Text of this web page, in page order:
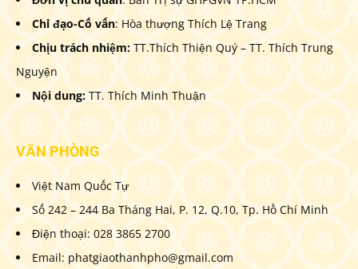
Chỉ đạo-Cố vấn: Hòa thượng Thích Lệ Trang
Chịu trách nhiệm: TT.Thích Thiện Quý – TT. Thích Trung
Nguyện
Nội dung: TT. Thích Minh Thuận
VĂN PHÒNG
Việt Nam Quốc Tự
Số 242 – 244 Ba Tháng Hai, P. 12, Q.10, Tp. Hồ Chí Minh
Điện thoại: 028 3865 2700
Email: phatgiaothanhpho@gmail.com